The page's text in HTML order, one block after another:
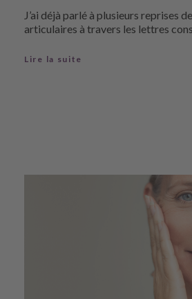
J’ai déjà parlé à plusieurs reprises
articulaires à travers les lettres
Lire la suite